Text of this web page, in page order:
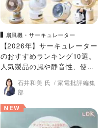
扇風機・サーキュレーター
【2026年】サーキュレーター
のおすすめランキング10選。
人気製品の風や静音性、使い
勝手を徹底比較
石井和美 氏
家電批評編集
部
NEW